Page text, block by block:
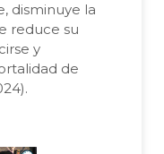
disminuye la
reduce su
y
de